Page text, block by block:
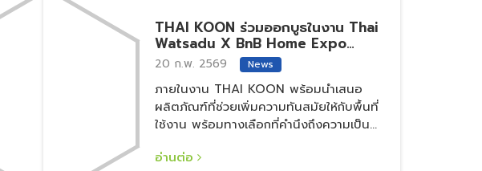
THAI KOON ร่วมออกบูธในงาน Thai
Watsadu X BnB Home Expo
2026 งานมหกรรมสินค้าสำหรับบ้าน
และวัสดุก่อสร้างที่รวบรวมสินค้าและ
โปรโมชั่นพิเศษไว้มากมาย
20 ก.พ. 2569 News
ภายในงาน THAI KOON พร้อมนำเสนอ
ผลิตภัณฑ์ที่ช่วยเพิ่มความทันสมัยให้กับพื้นที่
ใช้งาน พร้อมทางเลือกที่คำนึงถึงความเป็น
อ่านต่อ